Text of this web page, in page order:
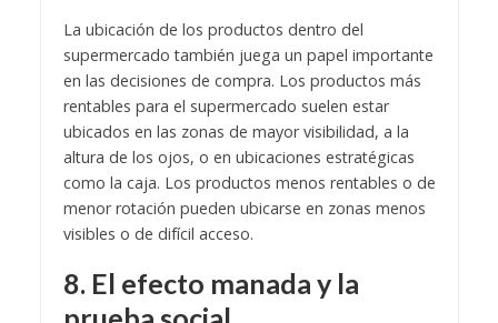
La ubicación de los productos dentro del
supermercado también juega un papel importante
en las decisiones de compra. Los productos más
rentables para el supermercado suelen estar
ubicados en las zonas de mayor visibilidad, a la
altura de los ojos, o en ubicaciones estratégicas
como la caja. Los productos menos rentables o de
menor rotación pueden ubicarse en zonas menos
visibles o de difícil acceso.
8. El efecto manada y la